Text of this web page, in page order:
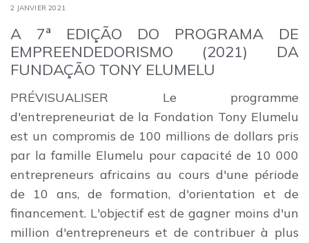
2 JANVIER 2021
A 7ª EDIÇÃO DO PROGRAMA DE
EMPREENDEDORISMO (2021) DA
FUNDAÇÃO TONY ELUMELU
PRÉVISUALISER Le programme
d'entrepreneuriat de la Fondation Tony Elumelu
est un compromis de 100 millions de dollars pris
par la famille Elumelu pour capacité de 10 000
entrepreneurs africains au cours d'une période
de 10 ans, de formation, d'orientation et de
financement. L'objectif est de gagner moins d'un
million d'entrepreneurs et de contribuer à plus